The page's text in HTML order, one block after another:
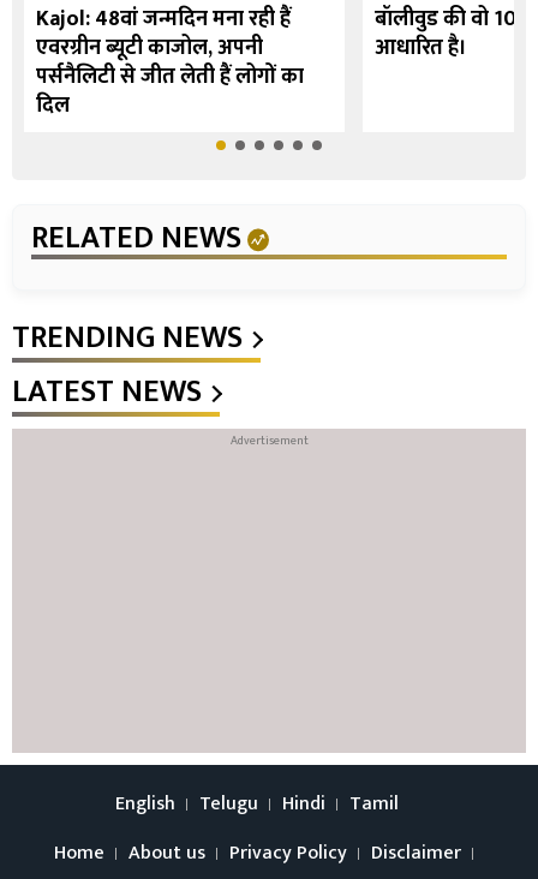
Kajol: 48वां जन्मदिन मना रही हैं
एवरग्रीन ब्यूटी काजोल, अपनी
पर्सनैलिटी से जीत लेती हैं लोगों का
दिल
बॉलीवुड की वो 10
आधारित है।
RELATED NEWS
TRENDING NEWS
LATEST NEWS
English Telugu Hindi
Tamil
Home
About us Privacy Policy
Disclaimer